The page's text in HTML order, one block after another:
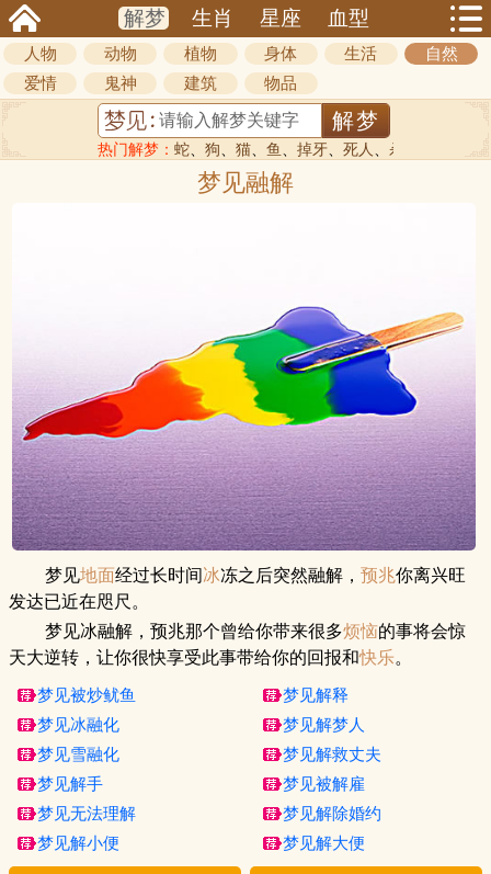
解梦 生肖 星座 血型
人物 动物 植物 身体 生活
自然
爱情
鬼神 建筑 物品
热门解梦： 蛇、 狗、 猫、 鱼 、 掉牙、 死人 、 杀人
梦见融解
梦见地面经过长时间冰冻之后突然融解， 预兆你离兴旺
发达已近在咫尺。
梦见冰融解，预兆那个曾给你带来很多烦恼的事将会惊
天大逆转，让你很快享受此事带给你的回报和快乐。
梦见被炒鱿鱼
梦见解释
梦见冰融化
梦见解梦人
梦见雪融化
梦见解救丈夫
梦见解手
梦见被解雇
梦见无法理解
梦见解除婚约
梦见解小便
梦见解大便